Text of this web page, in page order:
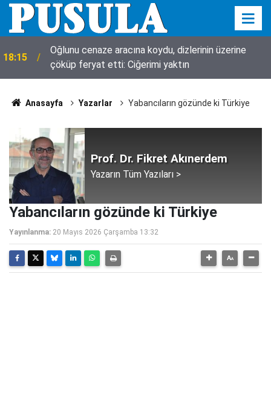
18:15
Oğlunu cenaze aracına koydu, dizlerinin üzerine
çöküp feryat etti: Ciğerimi yaktın
Anasayfa Yazarlar Yabancıların gözünde ki Türkiye
Prof. Dr. Fikret Akınerdem
Yazarın Tüm Yazıları >
Yabancıların gözünde ki Türkiye
Yayınlanma: 20 Mayıs 2026 Çarşamba 13:32